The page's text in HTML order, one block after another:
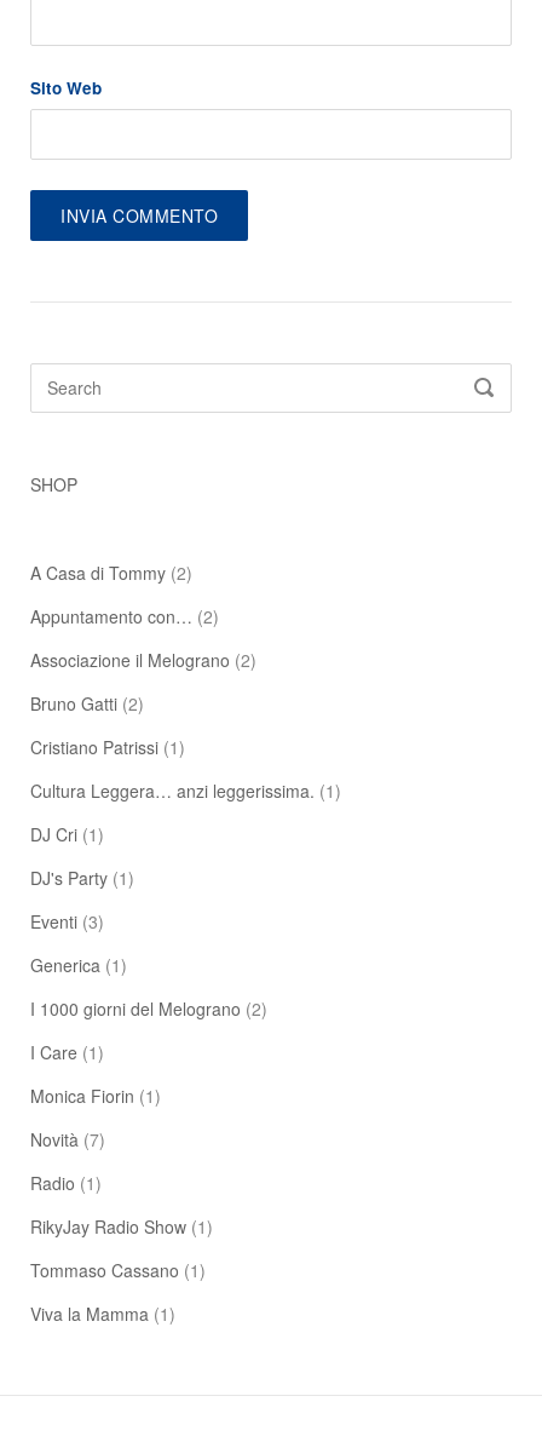
Sito Web
Search
SHOP
A Casa di Tommy (2)
Appuntamento con… (2)
Associazione il Melograno (2)
Bruno Gatti (2)
Cristiano Patrissi (1)
Cultura Leggera… anzi leggerissima. (1)
DJ Cri (1)
DJ's Party (1)
Eventi (3)
Generica (1)
I 1000 giorni del Melograno (2)
I Care (1)
Monica Fiorin (1)
Novità (7)
Radio (1)
RikyJay Radio Show (1)
Tommaso Cassano (1)
Viva la Mamma (1)